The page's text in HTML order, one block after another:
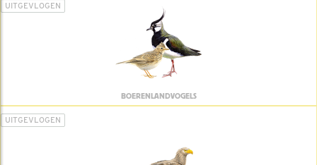
UITGEVLOGEN
BOERENLANDVOGELS
UITGEVLOGEN